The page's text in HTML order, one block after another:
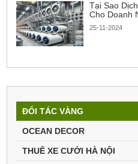
Tại Sao
Cho Doanh
25-11-2024
ĐỐI TÁC VÀNG
OCEAN DECOR
THUÊ XE CƯỚI HÀ NỘI